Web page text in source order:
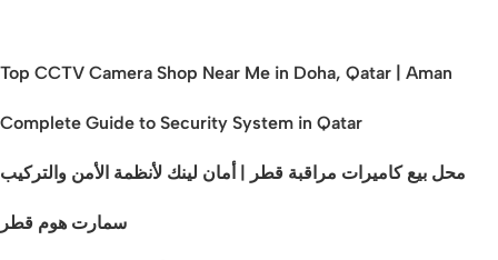
Top CCTV Camera Shop Near Me in Doha, Qatar | Aman
Complete Guide to Security System in Qatar
محل بيع كاميرات مراقبة قطر | أمان لينك لأنظمة الأمن والتركيب
سمارت هوم قطر